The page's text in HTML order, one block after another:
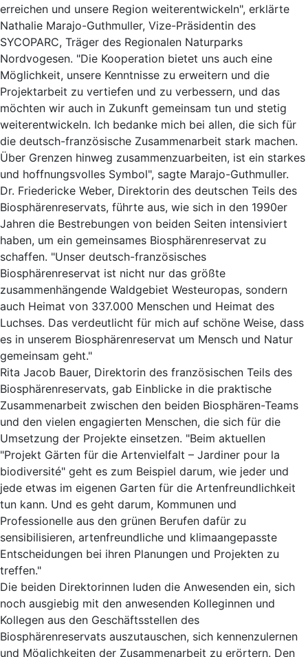
erreichen und unsere Region weiterentwickeln", erklärte
Nathalie Marajo-Guthmuller, Vize-Präsidentin des
SYCOPARC, Träger des Regionalen Naturparks
Nordvogesen. "Die Kooperation bietet uns auch eine
Möglichkeit, unsere Kenntnisse zu erweitern und die
Projektarbeit zu vertiefen und zu verbessern, und das
möchten wir auch in Zukunft gemeinsam tun und stetig
weiterentwickeln. Ich bedanke mich bei allen, die sich für
die deutsch-französische Zusammenarbeit stark machen.
Über Grenzen hinweg zusammenzuarbeiten, ist ein starkes
und hoffnungsvolles Symbol", sagte Marajo-Guthmuller.
Dr. Friedericke Weber, Direktorin des deutschen Teils des
Biosphärenreservats, führte aus, wie sich in den 1990er
Jahren die Bestrebungen von beiden Seiten intensiviert
haben, um ein gemeinsames Biosphärenreservat zu
schaffen. "Unser deutsch-französisches
Biosphärenreservat ist nicht nur das größte
zusammenhängende Waldgebiet Westeuropas, sondern
auch Heimat von 337.000 Menschen und Heimat des
Luchses. Das verdeutlicht für mich auf schöne Weise, dass
es in unserem Biosphärenreservat um Mensch und Natur
gemeinsam geht."
Rita Jacob Bauer, Direktorin des französischen Teils des
Biosphärenreservats, gab Einblicke in die praktische
Zusammenarbeit zwischen den beiden Biosphären-Teams
und den vielen engagierten Menschen, die sich für die
Umsetzung der Projekte einsetzen. "Beim aktuellen
"Projekt Gärten für die Artenvielfalt – Jardiner pour la
biodiversité" geht es zum Beispiel darum, wie jeder und
jede etwas im eigenen Garten für die Artenfreundlichkeit
tun kann. Und es geht darum, Kommunen und
Professionelle aus den grünen Berufen dafür zu
sensibilisieren, artenfreundliche und klimaangepasste
Entscheidungen bei ihren Planungen und Projekten zu
treffen."
Die beiden Direktorinnen luden die Anwesenden ein, sich
noch ausgiebig mit den anwesenden Kolleginnen und
Kollegen aus den Geschäftsstellen des
Biosphärenreservats auszutauschen, sich kennenzulernen
und Möglichkeiten der Zusammenarbeit zu erörtern. Den